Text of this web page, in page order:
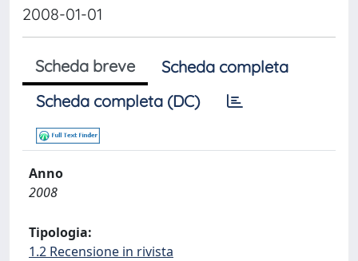
2008-01-01
Scheda breve
Scheda completa
Scheda completa (DC)
Anno
2008
Tipologia:
1.2 Recensione in rivista